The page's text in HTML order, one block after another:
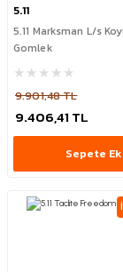
5.11
5.11 Marksman L/s
Gomlek
9.901,48 TL
9.406,41 TL
Sepete